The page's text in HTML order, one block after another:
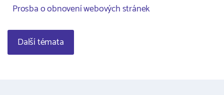
Prosba o obnovení webových stránek
Další témata